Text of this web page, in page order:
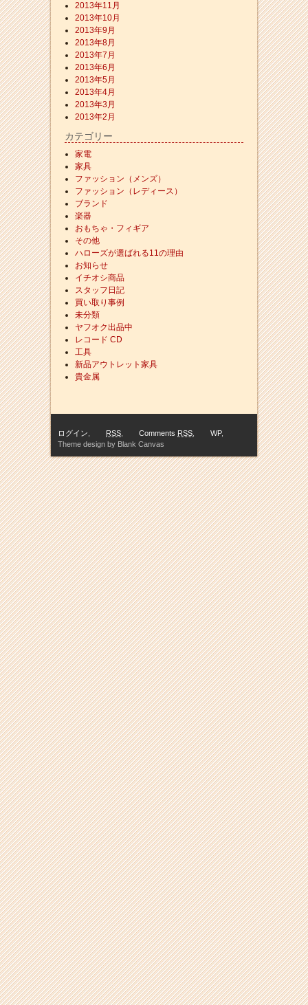
2013年11月
2013年10月
2013年9月
2013年8月
2013年7月
2013年6月
2013年5月
2013年4月
2013年3月
2013年2月
カテゴリー
家電
家具
ファッション（メンズ）
ファッション（レディース）
ブランド
楽器
おもちゃ・フィギア
その他
ハローズが選ばれる11の理由
お知らせ
イチオシ商品
スタッフ日記
買い取り事例
未分類
ヤフオク出品中
レコード CD
工具
新品アウトレット家具
貴金属
ログイン RSS Comments RSS WP,
Theme design by Blank Canvas